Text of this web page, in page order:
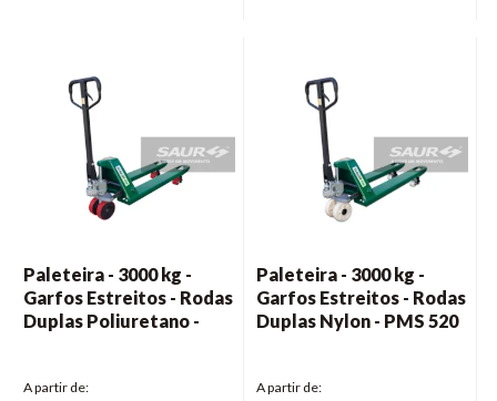
Paleteira - 3000 kg -
Garfos Estreitos - Rodas
Duplas Poliuretano -
Paleteira - 3000 kg -
Garfos Estreitos - Rodas
Duplas Nylon - PMS 520